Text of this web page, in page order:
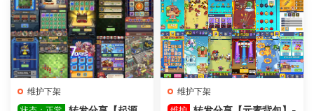
维护下架
维护下架